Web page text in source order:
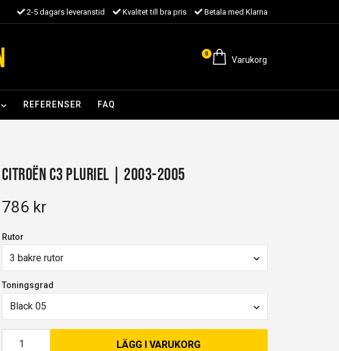
2-5 dagars leveranstid Kvalitet till bra pris Betala med Klarna
0
Varukorg
REFERENSER FAQ
Citroën C3 Pluriel | 2003-2005
786 kr
Rutor
3 bakre rutor
Toningsgrad
Black 05
LÄGG I VARUKORG